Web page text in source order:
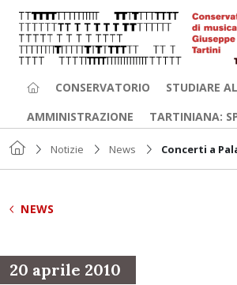
CONSERVATORIO STUDIARE
AMMINISTRAZIONE
TARTINIANA:
Notizie News Concerti a
NEWS
20 aprile 2010